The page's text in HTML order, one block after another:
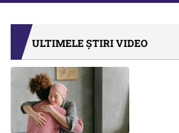
ULTIMELE ȘTIRI VIDEO